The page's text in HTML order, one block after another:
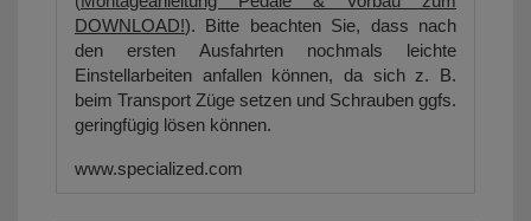
DOWNLOAD!). Bitte beachten Sie, dass nach
den ersten Ausfahrten nochmals leichte
Einstellarbeiten anfallen können, da sich z. B.
beim Transport Züge setzen und Schrauben ggfs.
geringfügig lösen können.
www.specialized.com